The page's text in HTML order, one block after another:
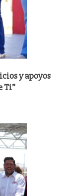
y apoyos
Ti”